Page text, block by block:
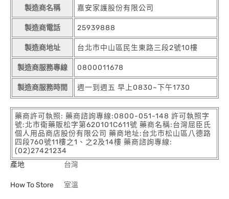
製造商名稱 嘉安家護股份有限公司
製造商電話 25939888
製造商地址 台北市中山區民生東路三段2號10樓
製造商服務專線 0800011678
製造商服務時間 週一到週五 早上0830~下午1730
藥商許可執照: 藥商諮詢專線:0800-051-148 許可執照字
號:北市衛藥販松字第620101C611號 藥商名稱:台灣屈臣氏
個人用品商店股份有限公司 藥商地址:台北市松山區八德路
四段760號11樓之1、之2及14樓 藥商諮詢專線:
(02)27421234
產地
台灣
How To Store 室溫